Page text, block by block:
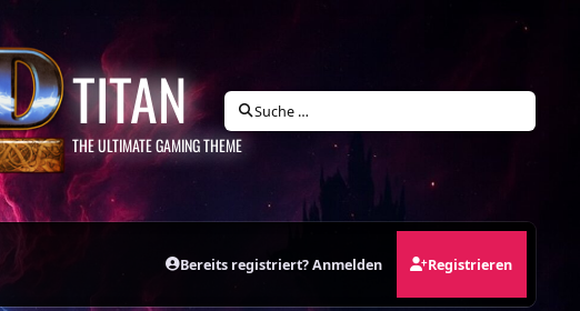
TITAN
THE ULTIMATE GAMING THEME
Suche …
Bereits registriert? Anmelden Registrieren